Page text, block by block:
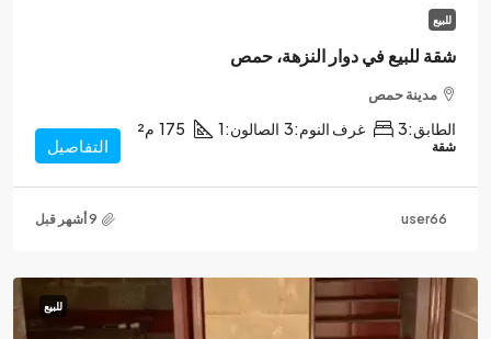
للبيع
شقة للبيع في دوار النزهة، حمص
مدينة حمص
الطابق:3 غرف النوم:3 الصالون:1
175 م²
شقة التفاصيل
user66
للبيع